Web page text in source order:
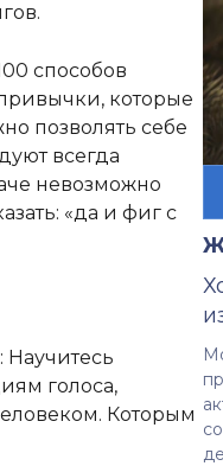
способов
которые
позволять себе
всегда
невозможно
«да и фиг с
Научитесь
голоса,
Которым